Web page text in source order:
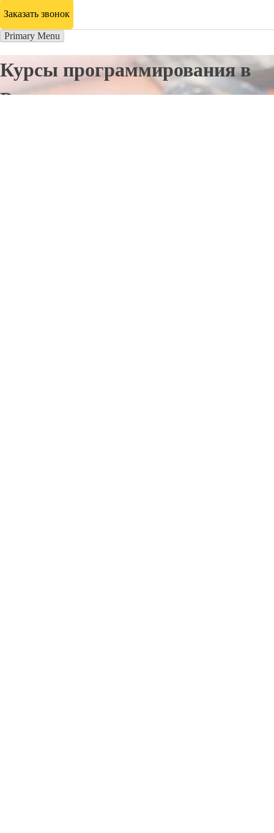
Заказать звонок
Primary Menu
Курсы программирования в
Реже